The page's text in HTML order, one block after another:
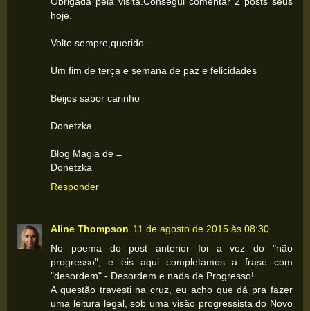
hoje.
Volte sempre,querido.
Um fim de terça e semana de paz e felicidades
Beijos sabor carinho
Donetzka
Blog Magia de =
Donetzka
Responder
Aline Thompson 11 de agosto de 2015 às 08:30
No poema do post anterior foi a vez do "não
progresso", e eis aqui completamos a frase com
"desordem" - Desordem e nada de Progresso!
A questão travesti na cruz, eu acho que dá pra fazer
uma leitura legal, sob uma visão progressista do Novo